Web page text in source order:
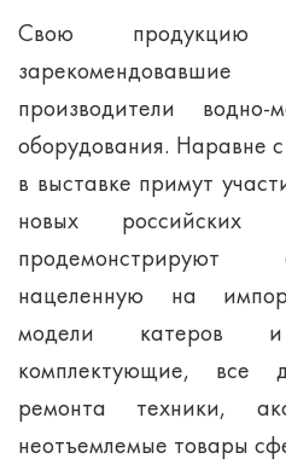
Свою продукцию
производители
оборудования. Наравне
в выставке примут
новых российских
нацеленную на
модели катеров
комплектующие, все
ремонта техники,
неотъемлемые товары